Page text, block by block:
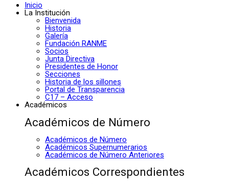
Inicio
La Institución
Bienvenida
Historia
Galería
Fundación RANME
Socios
Junta Directiva
Presidentes de Honor
Secciones
Historia de los sillones
Portal de Transparencia
C17 – Acceso
Académicos
Académicos de Número
Académicos de Número
Académicos Supernumerarios
Académicos de Número Anteriores
Académicos Correspondientes